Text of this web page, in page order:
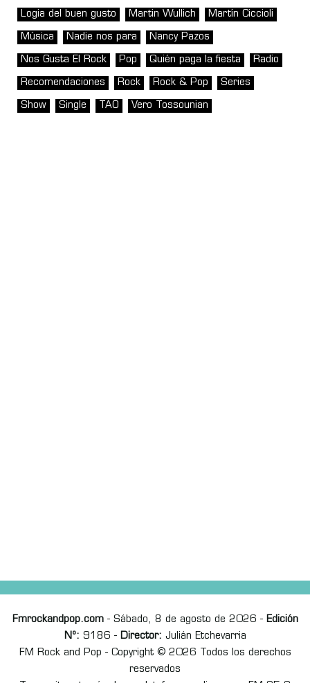
Logia del buen gusto Martin Wullich Martín Ciccioli
Música Nadie nos para Nancy Pazos
Nos Gusta El Rock Pop Quién paga la fiesta Radio
Recomendaciones Rock Rock & Pop Series
Show Single TAO Vero Tossounian
Fmrockandpop.com- Sábado, 8 de agosto de 2026 - Edición
Nº: 9186 - Director: Julián Etchevarria
FM Rock and Pop - Copyright © 2026 Todos los derechos
reservados